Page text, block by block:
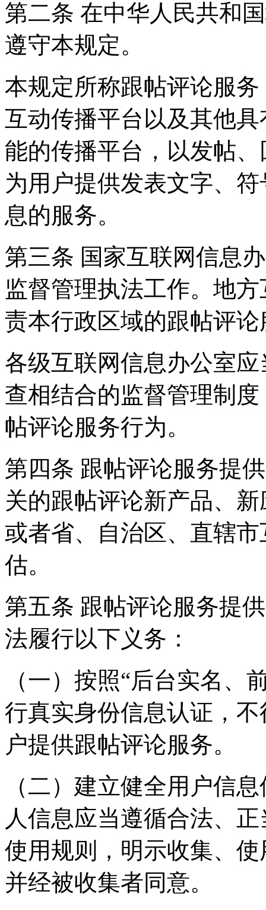
第二条 在中华人民共和
遵守本规定。
本规定所称跟帖评论服
互动传播平台以及其他
能的传播平台，以发帖
为用户提供发表文字、
息的服务。
第三条 国家互联网信息
监督管理执法工作。地
责本行政区域的跟帖评
各级互联网信息办公室
查相结合的监督管理制
帖评论服务行为。
第四条 跟帖评论服务提
关的跟帖评论新产品、
或者省、自治区、直辖
估。
第五条 跟帖评论服务提
法履行以下义务：
（一）按照“后台实名、
行真实身份信息认证，
户提供跟帖评论服务。
（二）建立健全用户信
人信息应当遵循合法、
使用规则，明示收集、
并经被收集者同意。